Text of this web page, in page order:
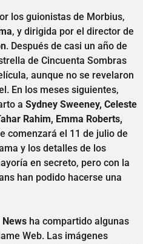
los guionistas de Morbius,
, y dirigida por el director de
. Después de casi un año de
de Cincuenta Sombras
aunque no se revelaron
En los meses siguientes,
a Sydney Sweeney, Celeste
Rahim, Emma Roberts,
comenzará el 11 de julio de
y los detalles de los
en secreto, pero con la
han podido hacerse una
News ha compartido algunas
Web. Las imágenes